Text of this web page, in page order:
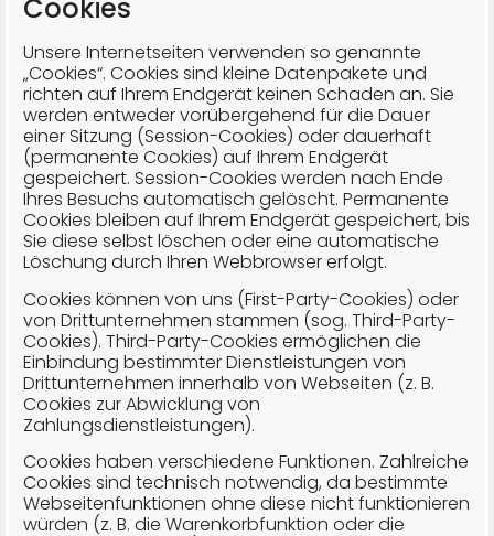
Cookies
Unsere Internetseiten verwenden so genannte
„Cookies“. Cookies sind kleine Datenpakete und
richten auf Ihrem Endgerät keinen Schaden an. Sie
werden entweder vorübergehend für die Dauer
einer Sitzung (Session-Cookies) oder dauerhaft
(permanente Cookies) auf Ihrem Endgerät
gespeichert. Session-Cookies werden nach Ende
Ihres Besuchs automatisch gelöscht. Permanente
Cookies bleiben auf Ihrem Endgerät gespeichert, bis
Sie diese selbst löschen oder eine automatische
Löschung durch Ihren Webbrowser erfolgt.
Cookies können von uns (First-Party-Cookies) oder
von Drittunternehmen stammen (sog. Third-Party-
Cookies). Third-Party-Cookies ermöglichen die
Einbindung bestimmter Dienstleistungen von
Drittunternehmen innerhalb von Webseiten (z. B.
Cookies zur Abwicklung von
Zahlungsdienstleistungen).
Cookies haben verschiedene Funktionen. Zahlreiche
Cookies sind technisch notwendig, da bestimmte
Webseitenfunktionen ohne diese nicht funktionieren
würden (z. B. die Warenkorbfunktion oder die